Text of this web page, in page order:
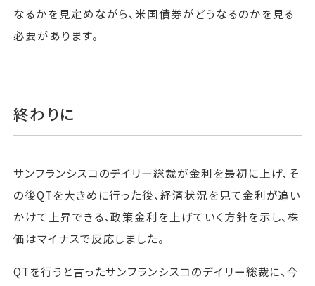
なるかを見定めながら、米国債券がどうなるのかを見る
必要があります。
終わりに
サンフランシスコのデイリー総裁が金利を最初に上げ、そ
の後QTを大きめに行った後、経済状況を見て金利が追い
かけて上昇できる、政策金利を上げていく方針を示し、株
価はマイナスで反応しました。
QTを行うと言ったサンフランシスコのデイリー総裁に、今